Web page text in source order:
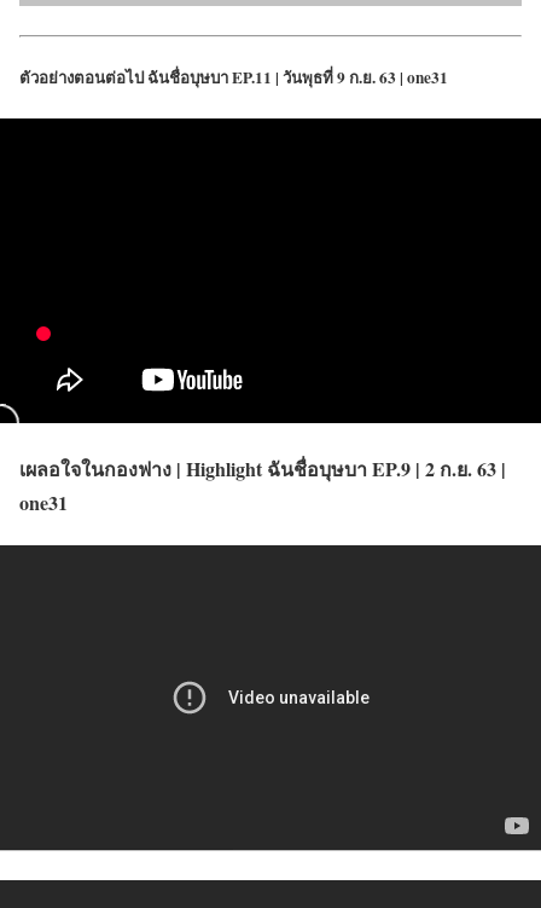
ตัวอย่างตอนต่อไป ฉันชื่อบุษบา EP.11 | วันพุธที่ 9 ก.ย. 63 | one31
เผลอใจในกองฟาง | Highlight ฉันชื่อบุษบา EP.9 | 2 ก.ย. 63 |
one31